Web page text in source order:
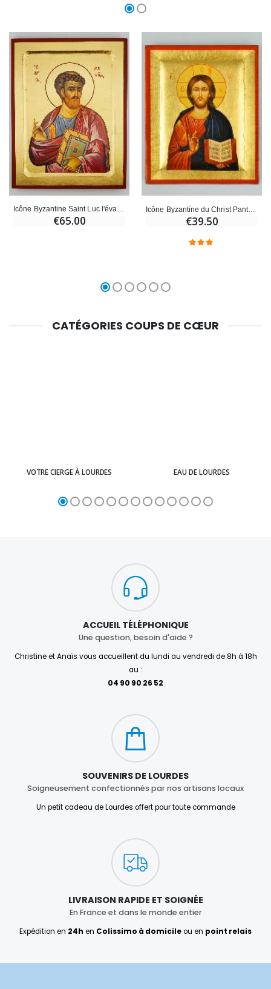
€65.00
Icône Byzantine du Christ Pantocrator Peinte à la Main - 13 cm
€39.50
CATÉGORIES COUPS DE CŒUR
VOTRE CIERGE À LOURDES EAU DE LOURDES
ACCUEIL TÉLÉPHONIQUE
Une question, besoin d'aide ?
Christine et Anaïs vous accueillent du lundi au vendredi de 8h à 18h
au :
04 90 90 26 52
SOUVENIRS DE LOURDES
Soigneusement confectionnés par nos artisans locaux
Un petit cadeau de Lourdes offert pour toute commande
LIVRAISON RAPIDE ET SOIGNÉE
En France et dans le monde entier
Expédition en 24h en Colissimo à domicileou en point relais